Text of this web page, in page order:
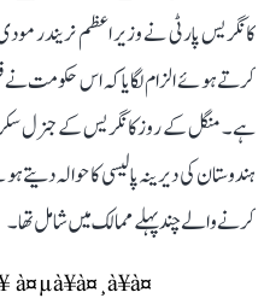
کانگریس پارٹی نے وزیر اعظم
کرتے ہوئے الزام لگایا کہ اس حکومت نے
ہے۔ منگل کے روز کانگریس کے جنرل
ہندوستان کی دیرینہ پالیسی کا حوالہ دیتے
کرنے والے چند پہلے ممالک میں شامل تھا۔